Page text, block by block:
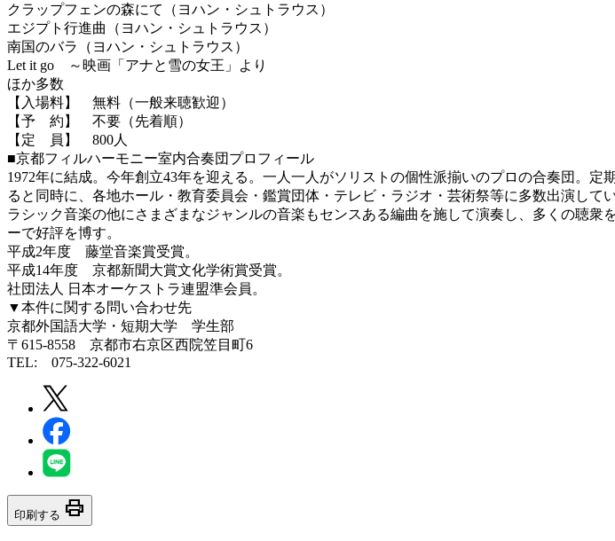
クラップフェンの森にて（ヨハン・シュトラウス）
エジプト行進曲（ヨハン・シュトラウス）
南国のバラ（ヨハン・シュトラウス）
Let it go ～映画「アナと雪の女王」より
ほか多数
【入場料】 無料（一般来聴歓迎）
【予 約】 不要（先着順）
【定 員】 800人
■京都フィルハーモニー室内合奏団プロフィール
1972年に結成。今年創立43年を迎える。一人一人がソリストの個性派揃いのプロの合奏団。
ると同時に、各地ホール・教育委員会・鑑賞団体・テレビ・ラジオ・芸術祭等に多数出演し
ラシック音楽の他にさまざまなジャンルの音楽もセンスある編曲を施して演奏し、多くの聴
ーで好評を博す。
平成2年度 藤堂音楽賞受賞。
平成14年度 京都新聞大賞文化学術賞受賞。
社団法人 日本オーケストラ連盟準会員。
▼本件に関する問い合わせ先
京都外国語大学・短期大学 学生部
〒615-8558 京都市右京区西院笠目町6
TEL: 075-322-6021
印刷する print